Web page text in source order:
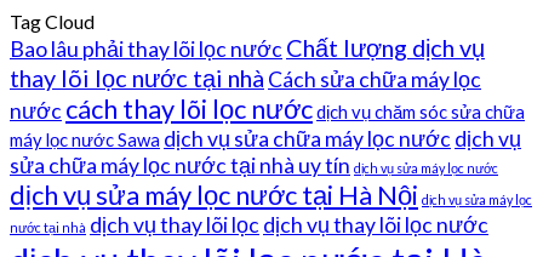
Tag Cloud
Bao lâu phải thay lõi lọc nước Chất lượng dịch vụ
thay lõi lọc nước tại nhà Cách sửa chữa máy lọc
nước cách thay lõi lọc nướcdịch vụ chăm sóc sửa chữa
máy lọc nước Sawa dịch vụ sửa chữa máy lọc nước dịch vụ
sửa chữa máy lọc nước tại nhà uy tín dịch vụ sửa máy lọc nước
dịch vụ sửa máy lọc nước tại Hà Nội dịch vụ sửa máy lọc
nước tại nhà dịch vụ thay lõi lọc dịch vụ thay lõi lọc nước